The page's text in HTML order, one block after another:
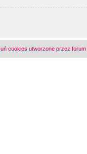
cookies utworzone przez forum